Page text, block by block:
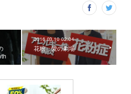
2016.03.10 02:04
花粉 愛の劇場